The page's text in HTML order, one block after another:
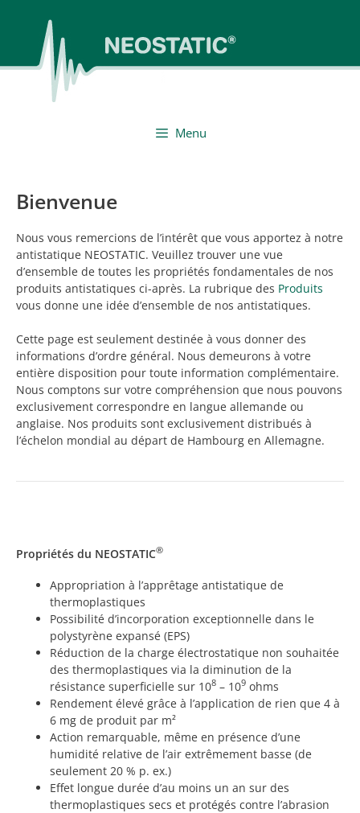
Menu
Bienvenue
Nous vous remercions de l’intérêt que vous apportez à notre
antistatique NEOSTATIC. Veuillez trouver une vue
d’ensemble de toutes les propriétés fondamentales de nos
produits antistatiques ci-après. La rubrique des Produits
vous donne une idée d’ensemble de nos antistatiques.
Cette page est seulement destinée à vous donner des
informations d’ordre général. Nous demeurons à votre
entière disposition pour toute information complémentaire.
Nous comptons sur votre compréhension que nous pouvons
exclusivement correspondre en langue allemande ou
anglaise. Nos produits sont exclusivement distribués à
l’échelon mondial au départ de Hambourg en Allemagne.
Propriétés du NEOSTATIC®
Appropriation à l’apprêtage antistatique de
thermoplastiques
Possibilité d’incorporation exceptionnelle dans le
polystyrène expansé (EPS)
Réduction de la charge électrostatique non souhaitée
des thermoplastiques via la diminution de la
résistance superficielle sur 108 – 109 ohms
Rendement élevé grâce à l’application de rien que 4 à
6 mg de produit par m²
Action remarquable, même en présence d’une
humidité relative de l’air extrêmement basse (de
seulement 20 % p. ex.)
Effet longue durée d’au moins un an sur des
thermoplastiques secs et protégés contre l’abrasion